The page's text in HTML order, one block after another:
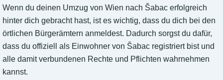
Wenn du deinen Umzug von Wien nach Šabac erfolgreich
hinter dich gebracht hast, ist es wichtig, dass du dich bei den
örtlichen Bürgerämtern anmeldest. Dadurch sorgst du dafür,
dass du offiziell als Einwohner von Šabac registriert bist und
alle damit verbundenen Rechte und Pflichten wahrnehmen
kannst.